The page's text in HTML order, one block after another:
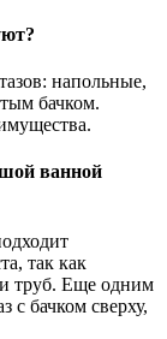
напольные,
бачком.
ванной
так как
труб. Еще одним
с бачком сверху,